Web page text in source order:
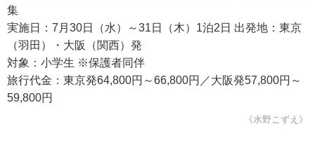
集
実施日：7月30日（水）～31日（木）1泊2日 出発地：東京
（羽田）・大阪（関西）発
対象：小学生 ※保護者同伴
旅行代金：東京発64,800円～66,800円／大阪発57,800円～
59,800円
《水野こずえ》